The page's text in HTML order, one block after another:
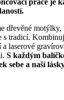
práce je
dřevěné motýlky,
s tradicí.
laserové
S každým
sebe a naší